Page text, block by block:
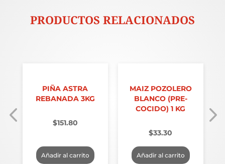
PRODUCTOS RELACIONADOS
PIÑA ASTRA
REBANADA 3KG
$151.80
Añadir al carrito
MAIZ POZOLERO
BLANCO (PRE-
COCIDO) 1 KG
$33.30
Añadir al carrito